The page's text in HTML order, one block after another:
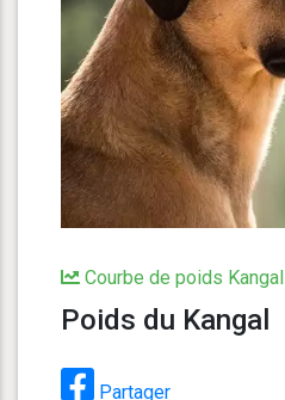
Courbe de poids Kangal
Poids du Kangal
Partager